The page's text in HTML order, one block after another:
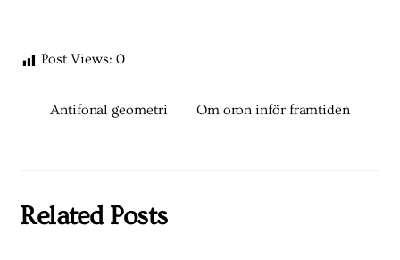
Post Views: 0
Antifonal geometri Om oron inför framtiden
Related Posts